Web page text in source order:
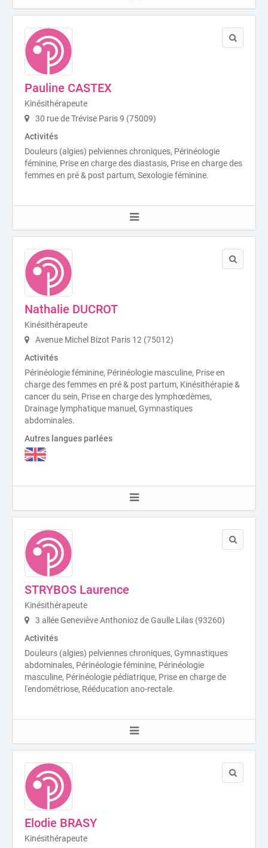
Pauline CASTEX
Kinésithérapeute
30 rue de Trévise Paris 9 (75009)
Activités
Douleurs (algies) pelviennes chroniques, Périnéologie
féminine, Prise en charge des diastasis, Prise en charge des
femmes en pré & post partum, Sexologie féminine.
Nathalie DUCROT
Kinésithérapeute
Avenue Michel Bizot Paris 12 (75012)
Activités
Périnéologie féminine, Périnéologie masculine, Prise en
charge des femmes en pré & post partum, Kinésithérapie &
cancer du sein, Prise en charge des lymphœdèmes,
Drainage lymphatique manuel, Gymnastiques
abdominales.
Autres langues parlées
STRYBOS Laurence
Kinésithérapeute
3 allée Geneviève Anthonioz de Gaulle Lilas (93260)
Activités
Douleurs (algies) pelviennes chroniques, Gymnastiques
abdominales, Périnéologie féminine, Périnéologie
masculine, Périnéologie pédiatrique, Prise en charge de
l'endométriose, Rééducation ano-rectale.
Elodie BRASY
Kinésithérapeute